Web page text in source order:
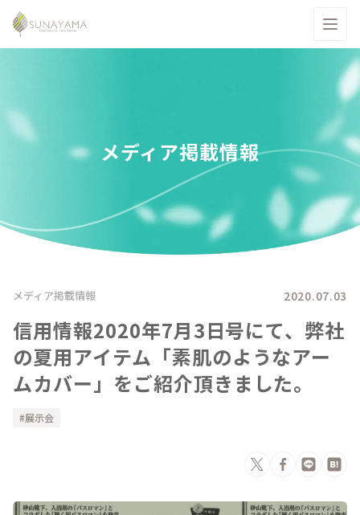
メディア掲載情報
メディア掲載情報 2020.07.03
信用情報2020年7月3日号にて、弊社
の夏用アイテム「素肌のようなアー
ムカバー」をご紹介頂きました。
展示会